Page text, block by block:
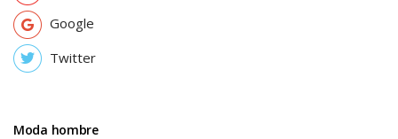
Google
Twitter
Moda hombre